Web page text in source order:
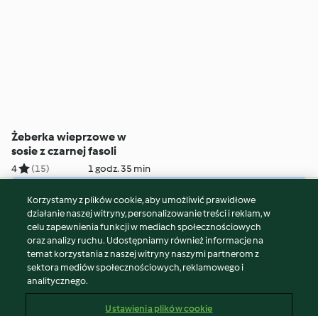
Żeberka wieprzowe w
sosie z czarnej fasoli
4 (15) 1 godz. 35 min
© Copyright 2026
Warunki korzystania
Polityka prywatności
Disclaimer
Znak wydawcy
Korzystamy z plików cookie, aby umożliwić prawidłowe
działanie naszej witryny, personalizowanie treści i reklam, w
celu zapewnienia funkcji w mediach społecznościowych
oraz analizy ruchu. Udostępniamy również informacje na
temat korzystania z naszej witryny naszymi partnerom z
sektora mediów społecznościowych, reklamowego i
analitycznego.
Ustawienia plików cookie